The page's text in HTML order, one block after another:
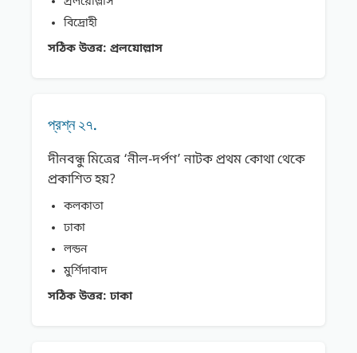
বিদ্রোহী
সঠিক উত্তর: প্রলয়োল্লাস
প্রশ্ন ২৭.
দীনবন্ধু মিত্রের ‘নীল-দর্পণ’ নাটক প্রথম কোথা থেকে
প্রকাশিত হয়?
কলকাতা
ঢাকা
লন্ডন
মুর্শিদাবাদ
সঠিক উত্তর: ঢাকা